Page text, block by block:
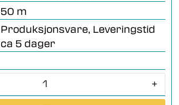
50 m
Produksjonsvare, Leveringstid
ca 5 dager
+